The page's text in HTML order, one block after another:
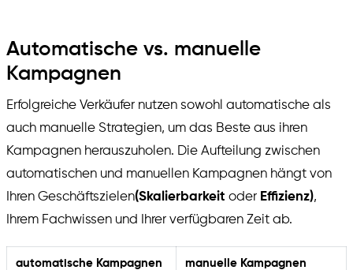
Automatische vs. manuelle
Kampagnen
Erfolgreiche Verkäufer nutzen sowohl automatische als
auch manuelle Strategien, um das Beste aus ihren
Kampagnen herauszuholen. Die Aufteilung zwischen
automatischen und manuellen Kampagnen hängt von
Ihren Geschäftszielen(Skalierbarkeit oder Effizienz),
Ihrem Fachwissen und Ihrer verfügbaren Zeit ab.
automatische Kampagnen manuelle Kampagnen